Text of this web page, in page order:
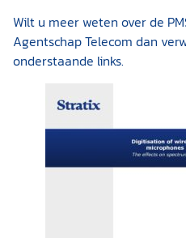
Wilt u meer weten over de
Agentschap Telecom dan
onderstaande links.